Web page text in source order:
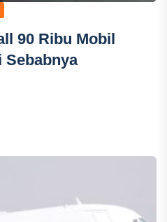
90 Ribu Mobil
Sebabnya